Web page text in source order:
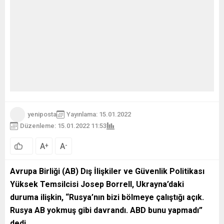
yeniposta
Yayınlama: 15.01.2022
Düzenleme: 15.01.2022 11:53
A+ A-
Avrupa Birliği (AB) Dış İlişkiler ve Güvenlik Politikası
Yüksek Temsilcisi Josep Borrell, Ukrayna’daki
duruma ilişkin, “Rusya’nın bizi bölmeye çalıştığı açık.
Rusya AB yokmuş gibi davrandı. ABD bunu yapmadı”